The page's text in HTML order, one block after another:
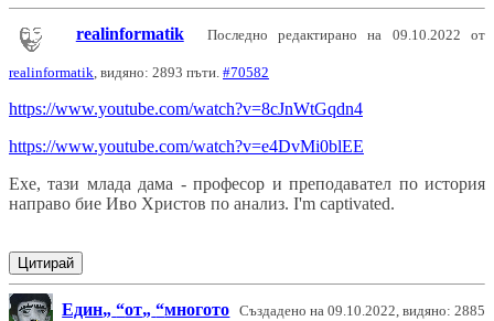
realinformatik Последно редактирано на 09.10.2022 от
realinformatik, видяно: 2893 пъти. #70582
https://www.youtube.com/watch?v=8cJnWtGqdn4
https://www.youtube.com/watch?v=e4DvMi0blEE
Ехе, тази млада дама - професор и преподавател по история
направо бие Иво Христов по анализ. I'm captivated.
Цитирай
Един от многото Създадено на 09.10.2022, видяно: 2885